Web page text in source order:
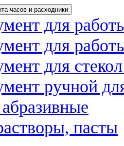
часов и расходники
для
для
для
ручной
пасты